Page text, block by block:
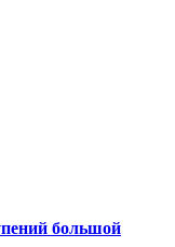
большой